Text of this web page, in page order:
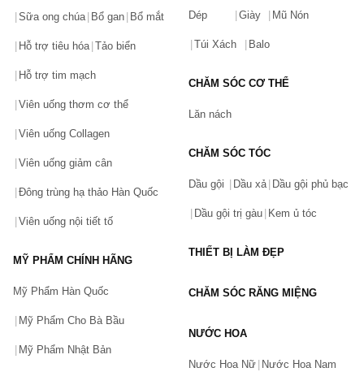
Sữa ong chúa Bổ gan Bổ mắt
Hỗ trợ tiêu hóa Tảo biển
Hỗ trợ tim mạch
Viên uống thơm cơ thể
Viên uống Collagen
Viên uống giảm cân
Đông trùng hạ thảo Hàn Quốc
Viên uống nội tiết tố
MỸ PHẨM CHÍNH HÃNG
Mỹ Phẩm Hàn Quốc
Mỹ Phẩm Cho Bà Bầu
Mỹ Phẩm Nhật Bản
Dép Giày Mũ Nón
Túi Xách Balo
CHĂM SÓC CƠ THỂ
Lăn nách
CHĂM SÓC TÓC
Dầu gội Dầu xả Dầu gội phủ bạc
Dầu gội trị gàu Kem ủ tóc
THIẾT BỊ LÀM ĐẸP
CHĂM SÓC RĂNG MIỆNG
NƯỚC HOA
Nước Hoa Nữ Nước Hoa Nam